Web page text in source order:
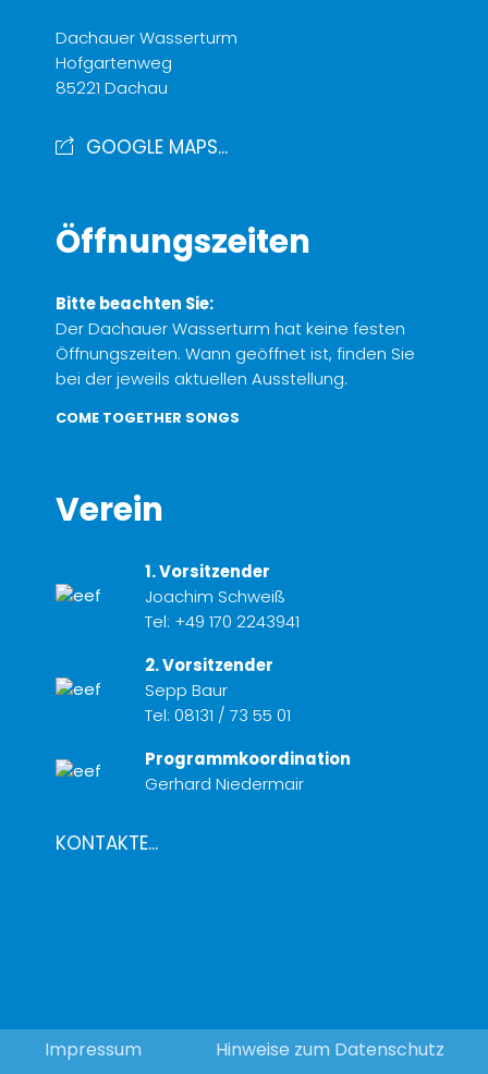
Dachauer Wasserturm
Hofgartenweg
85221 Dachau
GOOGLE MAPS...
Öffnungszeiten
Bitte beachten Sie:
Der Dachauer Wasserturm hat keine festen
Öffnungszeiten. Wann geöffnet ist, finden Sie
bei der jeweils aktuellen Ausstellung.
COME TOGETHER SONGS
Verein
1. Vorsitzender
Joachim Schweiß
Tel: +49 170 2243941
2. Vorsitzender
Sepp Baur
Tel: 08131 / 73 55 01
Programmkoordination
Gerhard Niedermair
KONTAKTE...
Impressum Hinweise zum Datenschutz